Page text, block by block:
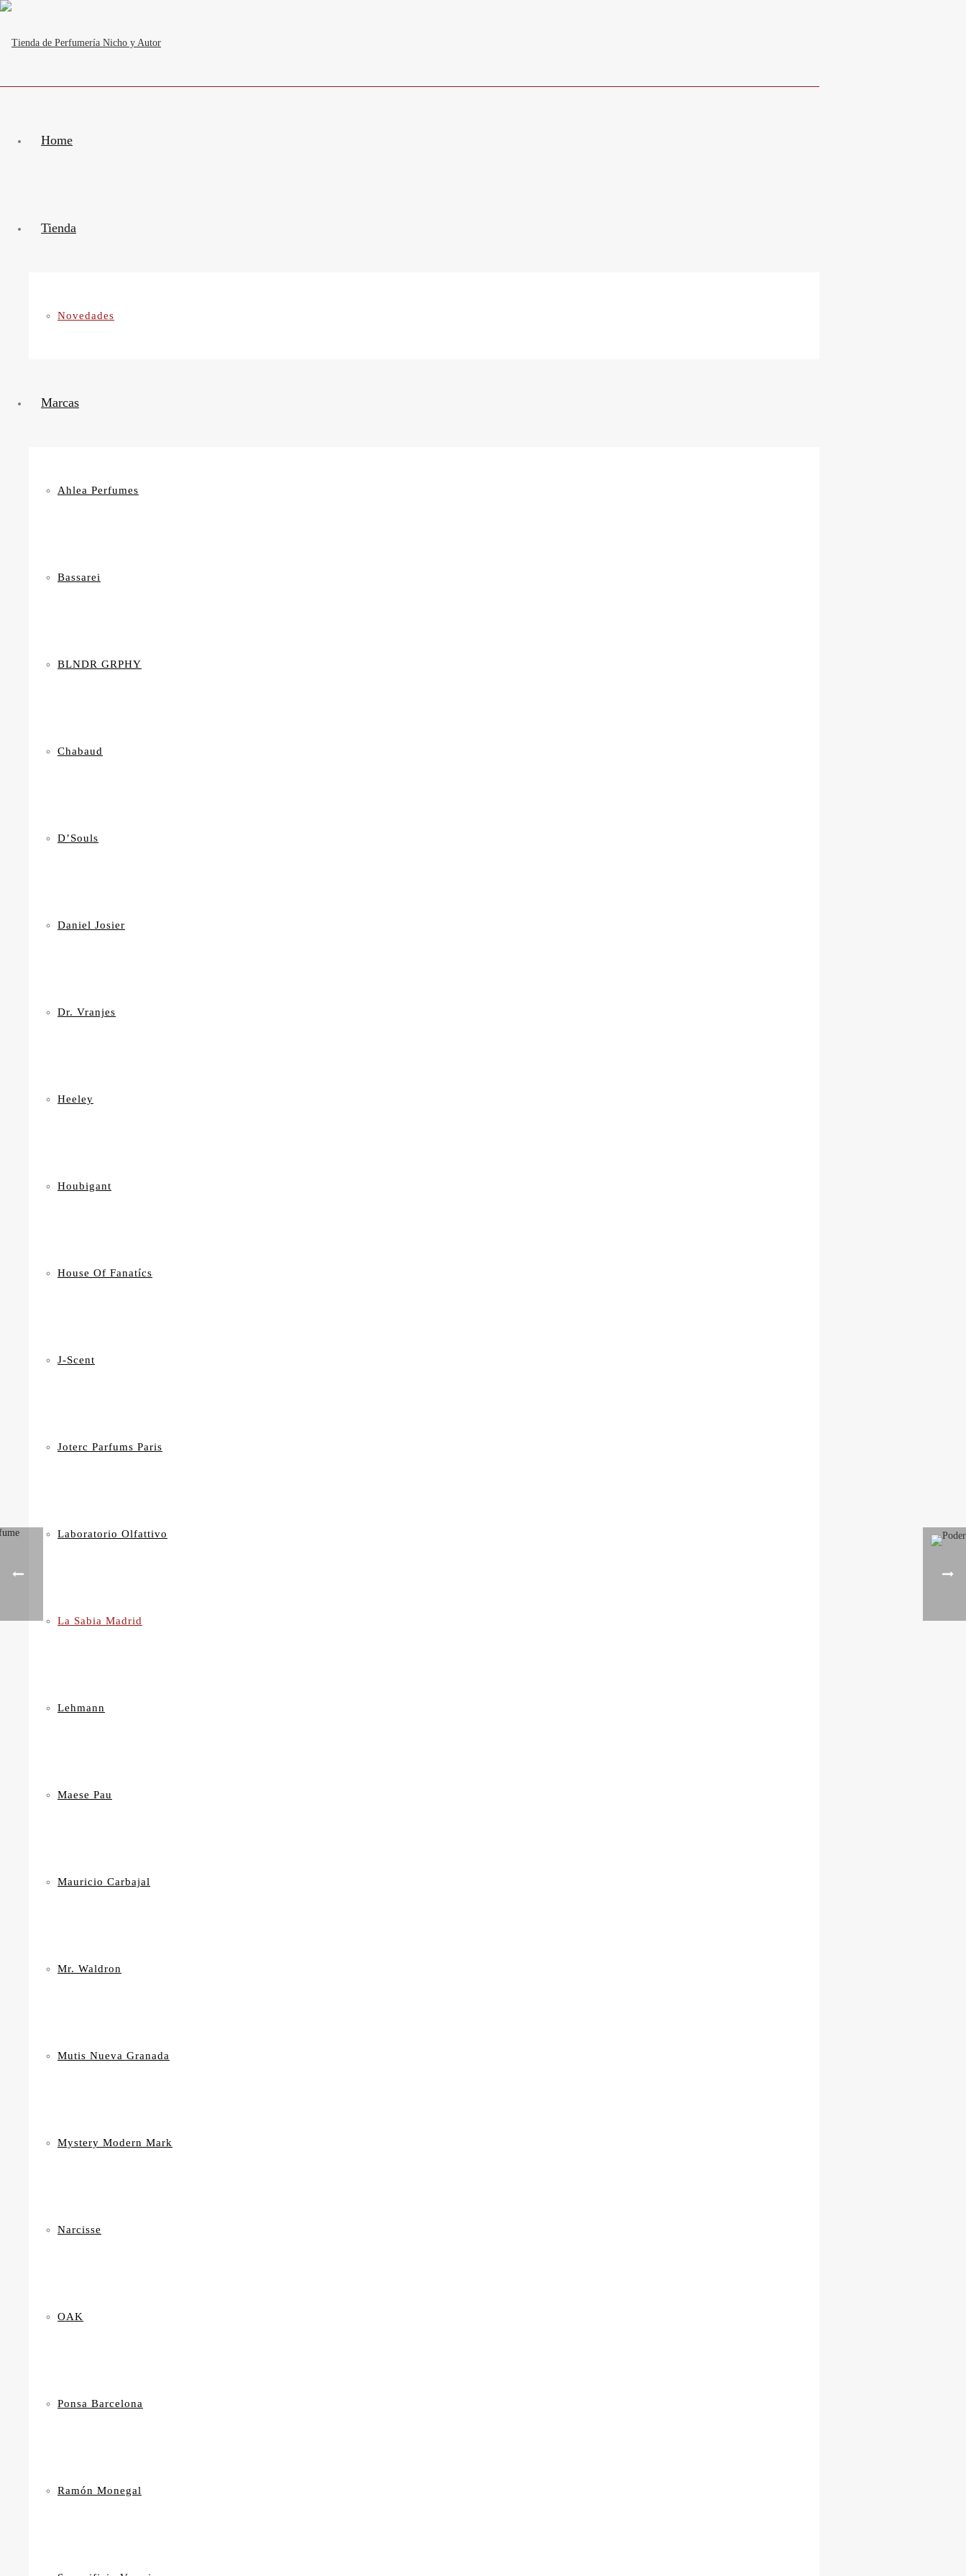
Home
Tienda
Novedades
Marcas
Ahlea Perfumes
Bassarei
BLNDR GRPHY
Chabaud
D’Souls
Daniel Josier
Dr. Vranjes
Heeley
Houbigant
House Of Fanatícs
J-Scent
Joterc Parfums Paris
Laboratorio Olfattivo
La Sabia Madrid
Lehmann
Maese Pau
Mauricio Carbajal
Mr. Waldron
Mutis Nueva Granada
Mystery Modern Mark
Narcisse
OAK
Ponsa Barcelona
Ramón Monegal